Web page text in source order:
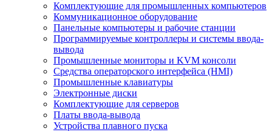
Комплектующие для промышленных компьютеров
Коммуникационное оборудование
Панельные компьютеры и рабочие станции
Программируемые контроллеры и системы ввода-
вывода
Промышленные мониторы и KVM консоли
Средства операторского интерфейса (HMI)
Промышленные клавиатуры
Электронные диски
Комплектующие для серверов
Платы ввода-вывода
Устройства плавного пуска